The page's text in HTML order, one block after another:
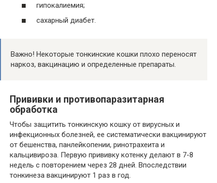
гипокалиемия;
сахарный диабет.
Важно! Некоторые тонкинские кошки плохо переносят
наркоз, вакцинацию и определенные препараты.
Прививки и противопаразитарная
обработка
Чтобы защитить тонкинскую кошку от вирусных и
инфекционных болезней, ее систематически вакцинируют
от бешенства, панлейкопении, ринотрахеита и
кальцивироза. Первую прививку котенку делают в 7-8
недель с повторением через 28 дней. Впоследствии
тонкинеза вакцинируют 1 раз в год.